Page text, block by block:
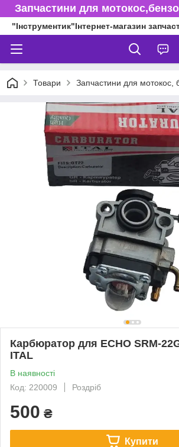
Запчастини для
"Інструментик"Інтернет-магазин
Товари Запчастини для мотокос,
Карбюратор для ECHO SRM-
ITAL
В наявності
Код: 220009
Роздріб
500 ₴
Купити